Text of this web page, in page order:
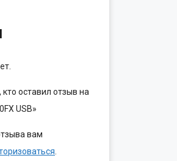
оставил отзыв на
USB»
вам